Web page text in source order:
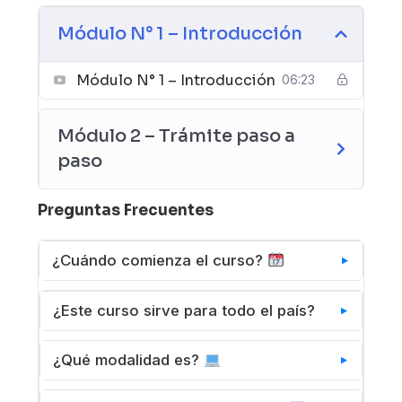
Módulo N° 1 – Introducción
Módulo N° 1 – Introducción 06:23
Módulo 2 – Trámite paso a
paso
Preguntas Frecuentes
¿Cuándo comienza el curso?
Puedes comenzar inmediatamente después
al confirmar el pago, así que puedes
empezar cuando lo desees.
¿Este curso sirve para todo el país?
La mayoría de nuestros cursos sirven para
¿Qué modalidad es?